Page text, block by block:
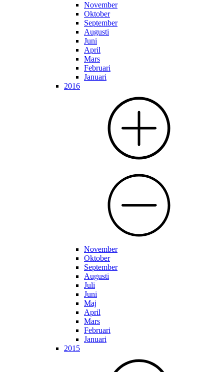
November
Oktober
September
Augusti
Juni
April
Mars
Februari
Januari
2016
November
Oktober
September
Augusti
Juli
Juni
Maj
April
Mars
Februari
Januari
2015